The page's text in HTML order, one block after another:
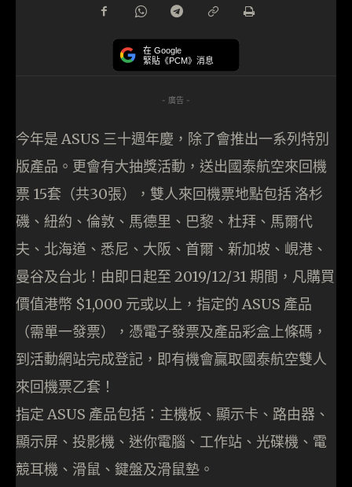
在 Google
緊貼《PCM》消息
- 廣告 -
今年是 ASUS 三十週年慶，除了會推出一系列特別
版產品。更會有大抽獎活動，送出國泰航空來回機
票 15套（共30張），雙人來回機票地點包括 洛杉
磯、紐約、倫敦、馬德里、巴黎、杜拜、馬爾代
夫、北海道、悉尼、大阪、首爾、新加坡、峴港、
曼谷及台北！由即日起至 2019/12/31 期間，凡購買
價值港幣 $1,000 元或以上，指定的 ASUS 產品
（需單一發票），憑電子發票及產品彩盒上條碼，
到活動網站完成登記，即有機會贏取國泰航空雙人
來回機票乙套！
指定 ASUS 產品包括：主機板、顯示卡、路由器、
顯示屏、投影機、迷你電腦、工作站、光碟機、電
競耳機、滑鼠、鍵盤及滑鼠墊。